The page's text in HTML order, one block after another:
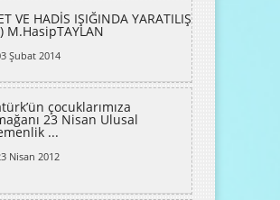
VE HADİS IŞIĞINDA YARATILIŞ
M.HasipTAYLAN
çocuklarımıza
23 Nisan Ulusal
...